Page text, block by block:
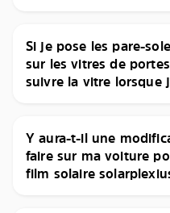
Si je pose les pare-
sur les vitres de
suivre la vitre lorsque
Y aura-t-il une
faire sur ma voiture
film solaire